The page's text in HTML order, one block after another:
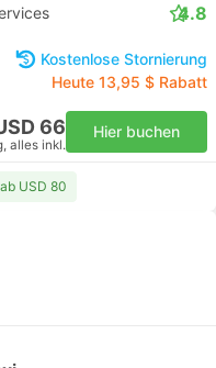
4.8
Kostenlose Stornierung
Heute 13,95 $ Rabatt
66
alles inkl.
Hier buchen
USD 80